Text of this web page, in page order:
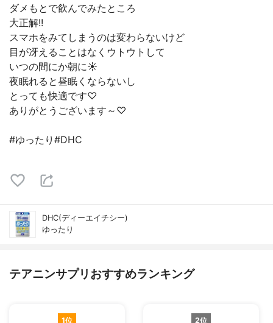
ダメもとで飲んでみたところ
大正解!!
スマホをみてしまうのは変わらないけど
目が冴えることはなくウトウトして
いつの間にか朝に☀️
夜眠れると昼眠くならないし
とっても快適です♡
ありがとうございます～♡
#ゆったり#DHC
DHC(ディーエイチシー)
ゆったり
テアニンサプリおすすめランキング
1位 2位